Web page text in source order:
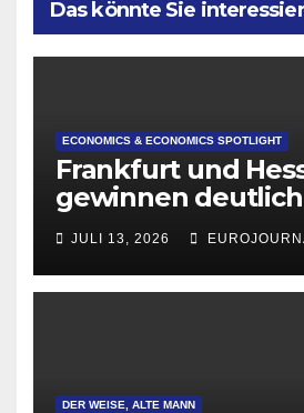
Das könnte Sie
ECONOMICS & ECONOMICS SPOTLIGHT
Frankfurt und
gewinnen
Attraktivität für
Gründungen
JULI 13, 2026
DER WEISE, ALTE MANN